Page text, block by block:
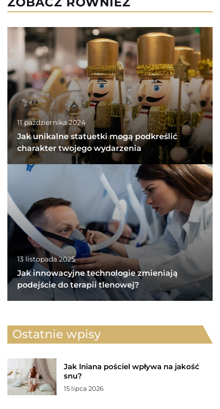
11 października 2024
Jak unikalne statuetki mogą podkreślić
charakter twojego wydarzenia
13 listopada 2025
Jak innowacyjne technologie zmieniają
podejście do terapii tlenowej?
Ostatnie wpisy
Jak lniana pościel wpływa na jakość
snu?
15 lipca 2026